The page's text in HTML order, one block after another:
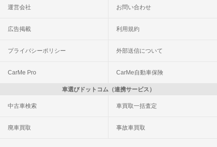
運営会社 お問い合わせ
広告掲載 利用規約
プライバシーポリシー 外部送信について
CarMe Pro CarMe自動車保険
車選びドットコム（連携サービス）
中古車検索 車買取一括査定
廃車買取 事故車買取